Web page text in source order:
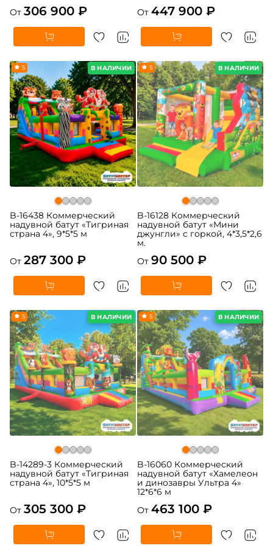
От 306 900 ₽
От 447 900 ₽
В НАЛИЧИИ
5
B-16438 Коммерческий
надувной батут «Тигриная
страна 4», 9*5*5 м
От 287 300 ₽
В НАЛИЧИИ
5
B-16128 Коммерческий
надувной батут «Мини
джунгли» с горкой, 4*3,5*2,6
м.
От 90 500 ₽
В НАЛИЧИИ
5
B-14289-3 Коммерческий
надувной батут «Тигриная
страна 4», 10*5*5 м
От 305 300 ₽
В НАЛИЧИИ
5
B-16060 Коммерческий
надувной батут «Хамелеон
и динозавры Ультра 4»
12*6*6 м
От 463 100 ₽